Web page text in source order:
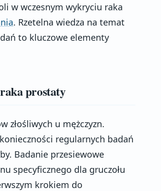
w wczesnym wykryciu raka
. Rzetelna wiedza na temat
to kluczowe elementy
prostaty
złośliwych u mężczyzn.
regularnych badań
Badanie przesiewowe
specyficznego dla gruczołu
krokiem do